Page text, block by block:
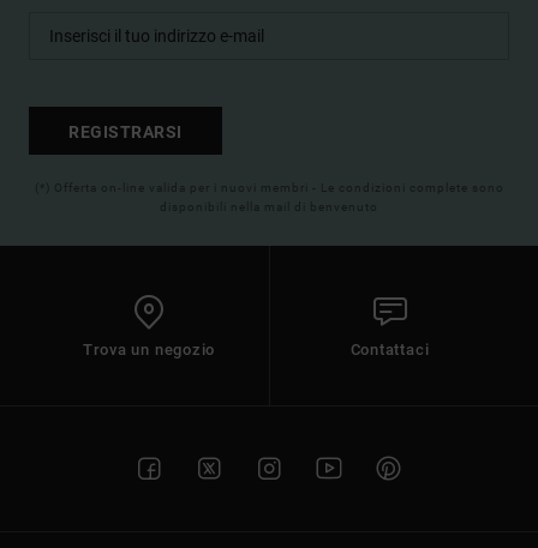
REGISTRARSI
(*) Offerta on-line valida per i nuovi membri - Le condizioni complete sono
disponibili nella mail di benvenuto
Trova un negozio Contattaci